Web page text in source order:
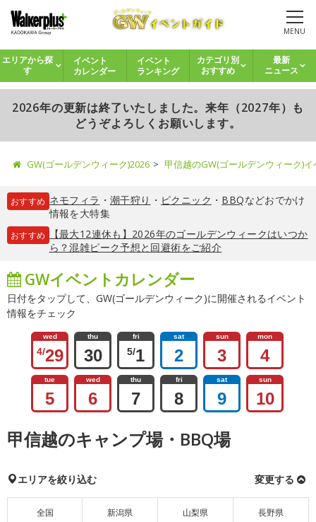
MENU
エリアから探
す
イベント
カレンダー
イベント
ランキング
カテゴリ別
おすすめ
最新
ニュース
2026年の更新は終了いたしました。来年（2027年）も
どうぞよろしくお願いします。
GW(ゴールデンウィーク)2026 甲信越のGW(ゴールデンウィーク)
おすすめ ネモフィラ ・ 潮干狩り ・ ピクニック ・ BBQなどおでかけ
情報を大特集
おすすめ
【最大12連休も】2026年のゴールデンウィークはいつか
ら？混雑ピーク予想と回避術をご紹介
GWイベントカレンダー
日付をタップして、GW(ゴールデンウィーク)に開催されるイベント
情報をチェック
wed
4/29
thu
30
fri
5/1
sat
2
sun
3
mon
4
tue
5
wed
6
thu
7
fri
8
sat
9
sun
10
甲信越のキャンプ場・BBQ場
エリアを絞り込む 変更する
全国 新潟県 山梨県 長野県